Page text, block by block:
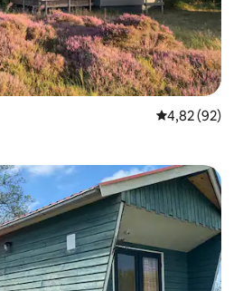
Gemiddelde
4,82 (92)